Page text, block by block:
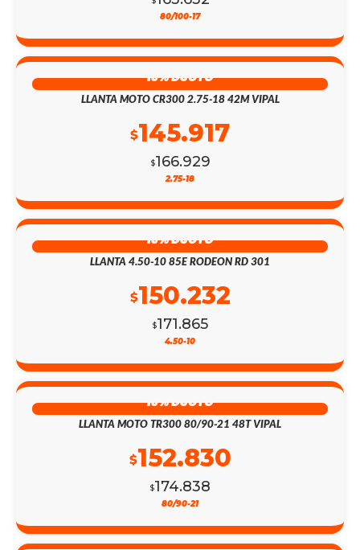
80/100-17
13% DSCTO
LLANTA MOTO CR300 2.75-18 42M VIPAL
$166.929
$145.917
2.75-18
13% DSCTO
LLANTA 4.50-10 85E RODEON RD 301
$171.865
$150.232
4.50-10
13% DSCTO
LLANTA MOTO TR300 80/90-21 48T VIPAL
$174.838
$152.830
80/90-21